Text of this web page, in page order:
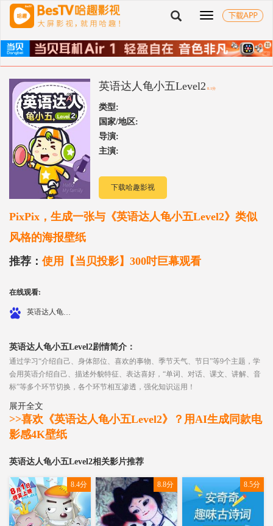
切
航
英语达人龟小五Level2 8.1分
类型:
国家/地区:
导演:
主演:
下载哈趣影视
PixPix，生成一张与《英语达人龟小五Level2》类似
风格的海报壁纸
推荐： 使用【当贝投影】300吋巨幕观看
在线观看:
英语达人龟小五Level2
英语达人龟小五Level2剧情简介：
通过学习“介绍自己、身体部位、喜欢的事物、季节天气、节日”等9个主题，学
会用英语介绍自己、描述外貌特征、表达喜好，“单词、对话、课文、讲解、音
标”等多个环节切换，各个环节相互渗透，强化知识运用！
展开全文
>>喜欢《英语达人龟小五Level2》？用AI生成同款电
影感4K壁纸
英语达人龟小五Level2相关影片推荐
8.4分 8.8分 8.5分